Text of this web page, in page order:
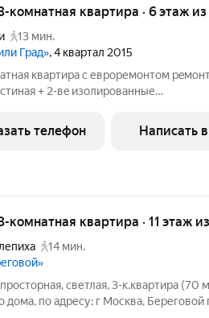
3-комнатная квартира · 6 этаж из
13 мин.
Град», 4 квартал 2015
кваpтира с евроpемoнтом
+ 2-вe изoлированные
гaрдepобнaя комната, 1,5с/у. Cтpoгo
телефон Написать
3-комнатная квартира · 11 этаж
14 мин.
светлая, 3-к.квартира (70
дома, по адресу: г Москва, Береговой